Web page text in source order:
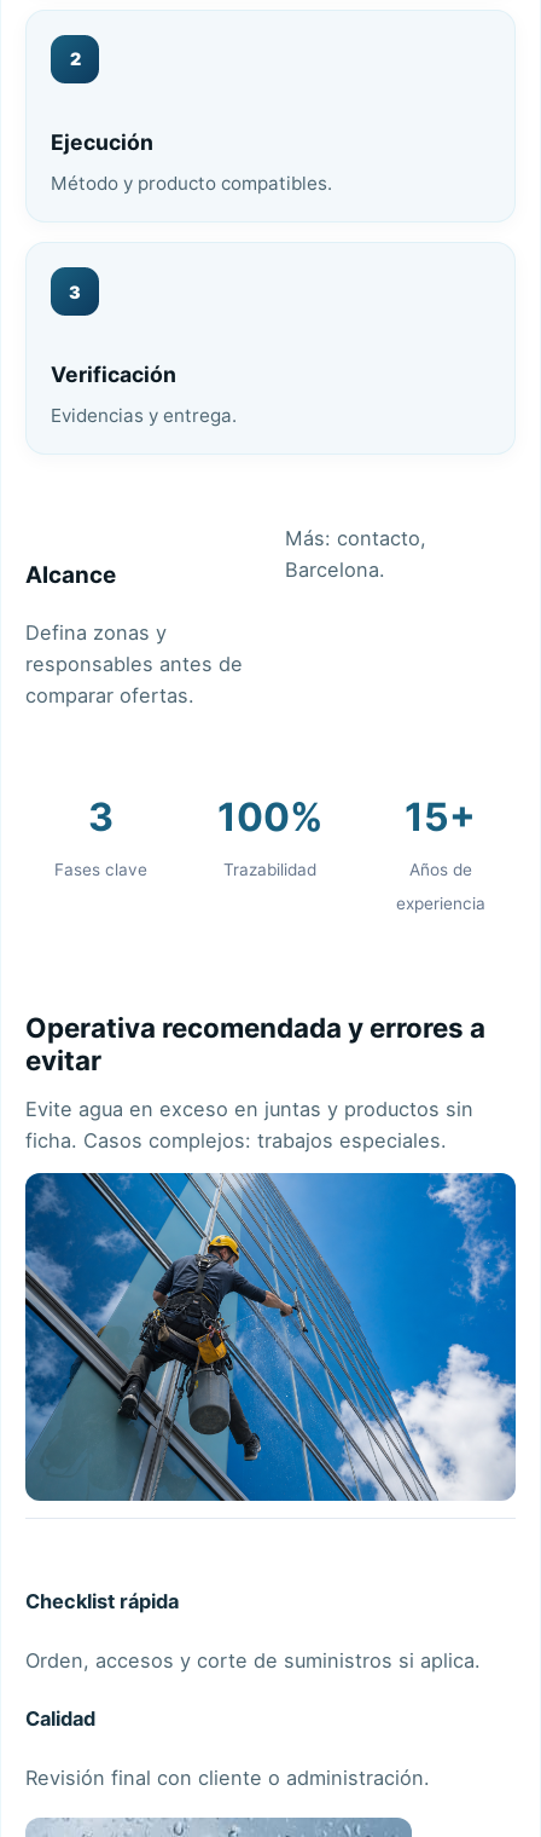
2
Ejecución
Método y producto compatibles.
3
Verificación
Evidencias y entrega.
Alcance
Defina zonas y
responsables antes de
comparar ofertas.
Más: contacto,
Barcelona.
3
Fases clave
100%
Trazabilidad
15+
Años de
experiencia
Operativa recomendada y errores a
evitar
Evite agua en exceso en juntas y productos sin
ficha. Casos complejos: trabajos especiales.
Checklist rápida
Orden, accesos y corte de suministros si aplica.
Calidad
Revisión final con cliente o administración.